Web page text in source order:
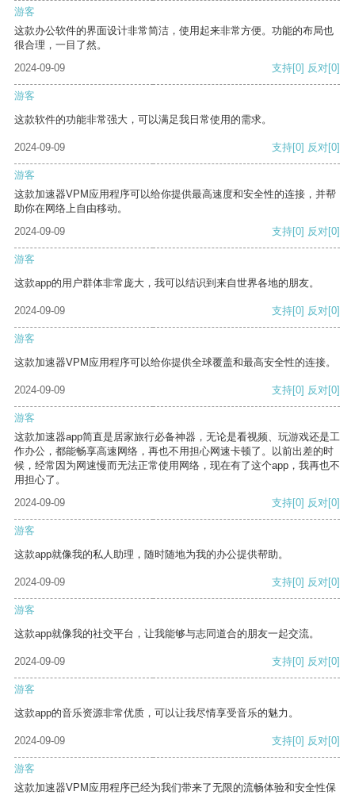
游客
这款办公软件的界面设计非常简洁，使用起来非常方便。功能的布局也
很合理，一目了然。
2024-09-09
支持[0] 反对[0]
游客
这款软件的功能非常强大，可以满足我日常使用的需求。
2024-09-09 支持[0] 反对[0]
游客
这款加速器VPM应用程序可以给你提供最高速度和安全性的连接，并帮
助你在网络上自由移动。
2024-09-09
支持[0] 反对[0]
游客
这款app的用户群体非常庞大，我可以结识到来自世界各地的朋友。
2024-09-09 支持[0] 反对[0]
游客
这款加速器VPM应用程序可以给你提供全球覆盖和最高安全性的连接。
2024-09-09 支持[0] 反对[0]
游客
这款加速器app简直是居家旅行必备神器，无论是看视频、玩游戏还是工
作办公，都能畅享高速网络，再也不用担心网速卡顿了。以前出差的时
候，经常因为网速慢而无法正常使用网络，现在有了这个app，我再也不
用担心了。
2024-09-09
支持[0] 反对[0]
游客
这款app就像我的私人助理，随时随地为我的办公提供帮助。
2024-09-09 支持[0] 反对[0]
游客
这款app就像我的社交平台，让我能够与志同道合的朋友一起交流。
2024-09-09 支持[0] 反对[0]
游客
这款app的音乐资源非常优质，可以让我尽情享受音乐的魅力。
2024-09-09 支持[0] 反对[0]
游客
这款加速器VPM应用程序已经为我们带来了无限的流畅体验和安全性保